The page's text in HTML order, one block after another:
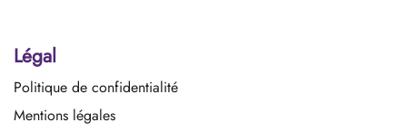
Légal
Politique de confidentialité
Mentions légales